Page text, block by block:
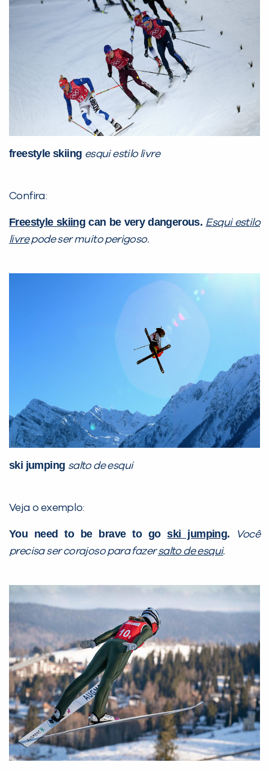
freestyle skiing esqui estilo livre
Confira:
Freestyle skiing can be very dangerous. Esqui estilo
livrepode ser muito perigoso.
ski jumping salto de esqui
Veja o exemplo:
You need to be brave to goski jumping.
Você
precisa ser corajoso para fazersalto de esqui.